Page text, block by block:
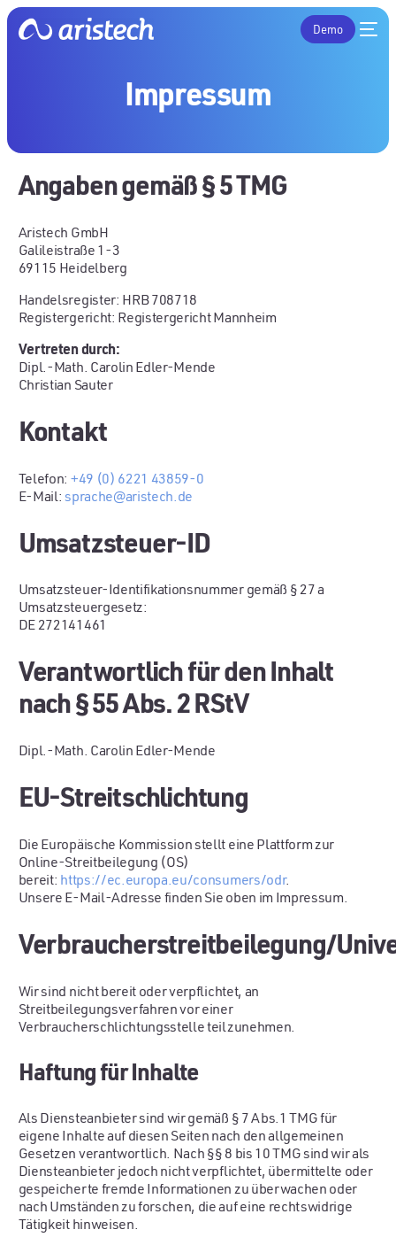
Demo
Impressum
Angaben gemäß § 5 TMG
Aristech GmbH
Galileistraße 1-3
69115 Heidelberg
Handelsregister: HRB 708718
Registergericht: Registergericht Mannheim
Vertreten durch:
Dipl.-Math. Carolin Edler-Mende
Christian Sauter
Kontakt
Telefon: +49 (0) 6221 43859-0
E-Mail:sprache@aristech.de
Umsatzsteuer-ID
Umsatzsteuer-Identifikationsnummer gemäß § 27 a
Umsatzsteuergesetz:
DE 272141461
Verantwortlich für den Inhalt
nach § 55 Abs. 2 RStV
Dipl.-Math. Carolin Edler-Mende
EU-Streitschlichtung
Die Europäische Kommission stellt eine Plattform zur
Online-Streitbeilegung (OS)
bereit: https://ec.europa.eu/consumers/odr.
Unsere E-Mail-Adresse finden Sie oben im Impressum.
Verbraucherstreitbeilegung/
Wir sind nicht bereit oder verpflichtet, an
Streitbeilegungsverfahren vor einer
Verbraucherschlichtungsstelle teilzunehmen.
Haftung für Inhalte
Als Diensteanbieter sind wir gemäß § 7 Abs.1 TMG für
eigene Inhalte auf diesen Seiten nach den allgemeinen
Gesetzen verantwortlich. Nach §§ 8 bis 10 TMG sind wir als
Diensteanbieter jedoch nicht verpflichtet, übermittelte oder
gespeicherte fremde Informationen zu überwachen oder
nach Umständen zu forschen, die auf eine rechtswidrige
Tätigkeit hinweisen.